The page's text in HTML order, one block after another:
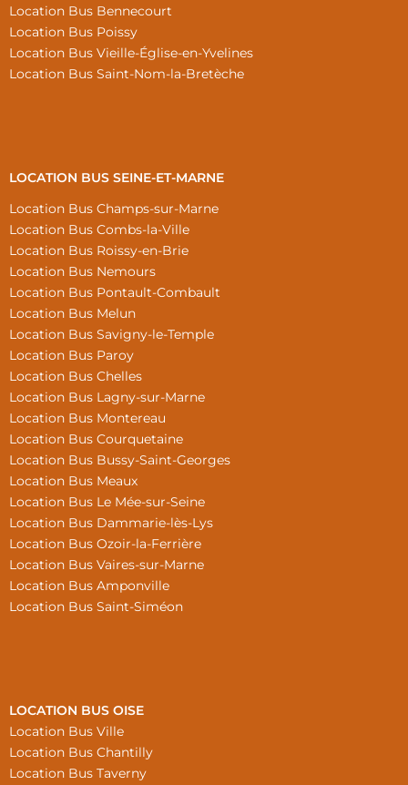
Location Bus Bennecourt
Location Bus Poissy
Location Bus Vieille-Église-en-Yvelines
Location Bus Saint-Nom-la-Bretèche
LOCATION BUS SEINE-ET-MARNE
Location Bus Champs-sur-Marne
Location Bus Combs-la-Ville
Location Bus Roissy-en-Brie
Location Bus Nemours
Location Bus Pontault-Combault
Location Bus Melun
Location Bus Savigny-le-Temple
Location Bus Paroy
Location Bus Chelles
Location Bus Lagny-sur-Marne
Location Bus Montereau
Location Bus Courquetaine
Location Bus Bussy-Saint-Georges
Location Bus Meaux
Location Bus Le Mée-sur-Seine
Location Bus Dammarie-lès-Lys
Location Bus Ozoir-la-Ferrière
Location Bus Vaires-sur-Marne
Location Bus Amponville
Location Bus Saint-Siméon
LOCATION BUS OISE
Location Bus Ville
Location Bus Chantilly
Location Bus Taverny